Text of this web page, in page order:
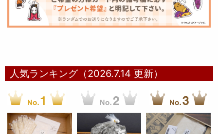
人気ランキング（2026.7.14 更新）